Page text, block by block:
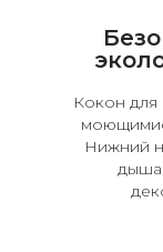
Кокон
Нижний